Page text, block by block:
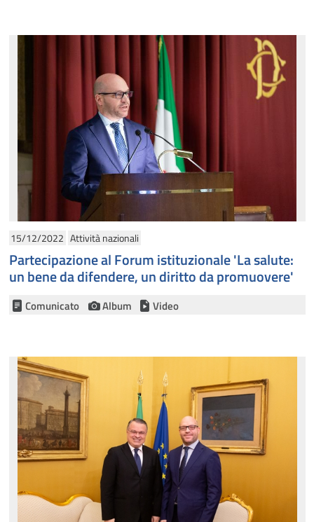
15/12/2022 Attività nazionali
Partecipazione al Forum istituzionale 'La salute:
un bene da difendere, un diritto da promuovere'
Comunicato Album Video